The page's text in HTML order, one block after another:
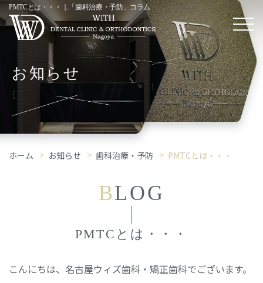
PMTCとは・・・｜「歯科治療・予防」コラム
お知らせ
ホーム お知らせ 歯科治療・予防 PMTCとは・・・
BLOG
PMTCとは・・・
こんにちは、名古屋ウィズ歯科・矯正歯科でございます。